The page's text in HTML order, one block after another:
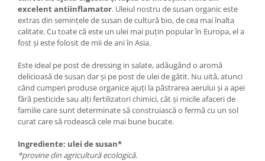
excelent antiinflamator. Uleiul nostru de susan organic este
extras din semințele de susan de cultură bio, de cea mai înalta
calitate. Cu toate că este un ulei mai puțin popular în Europa, el a
fost și este folosit de mii de ani în Asia.
Este ideal pe post de dressing in salate, adăugând o aromă
delicioasă de susan dar și pe post de ulei de gătit. Nu uită, atunci
când cumperi produse organice ajuți la păstrarea aerului și a apei
fără pesticide sau alți fertilizatori chimici, cât și micile afaceri de
familie care sunt determinate să construiască o fermă cu un sol
curat care să rodească cele mai bune bucate.
Ingrediente: ulei de susan*
*provine din agricultură ecologică.